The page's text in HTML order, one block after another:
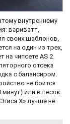
внутреннему
вариватт,
своих шаблонов,
на один из трех,
на чипсете AS 2.
отсека
с балансиром.
не боится
или в песок.
Х» лучше не